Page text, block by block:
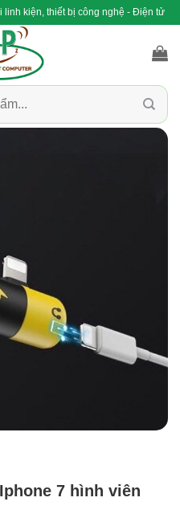
linh kiện, thiết bị công nghệ - Điện tử
7 hình viên